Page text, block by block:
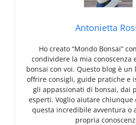
Antonietta
Ho creato “Mondo Bonsai”
condividere la mia conoscenza
bonsai con voi. Questo blog è un
offrire consigli, guide pratiche e
gli appassionati di bonsai, dai
esperti. Voglio aiutare
questa incredibile avventura o
propria